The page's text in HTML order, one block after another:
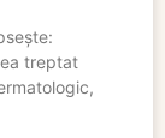
treptat